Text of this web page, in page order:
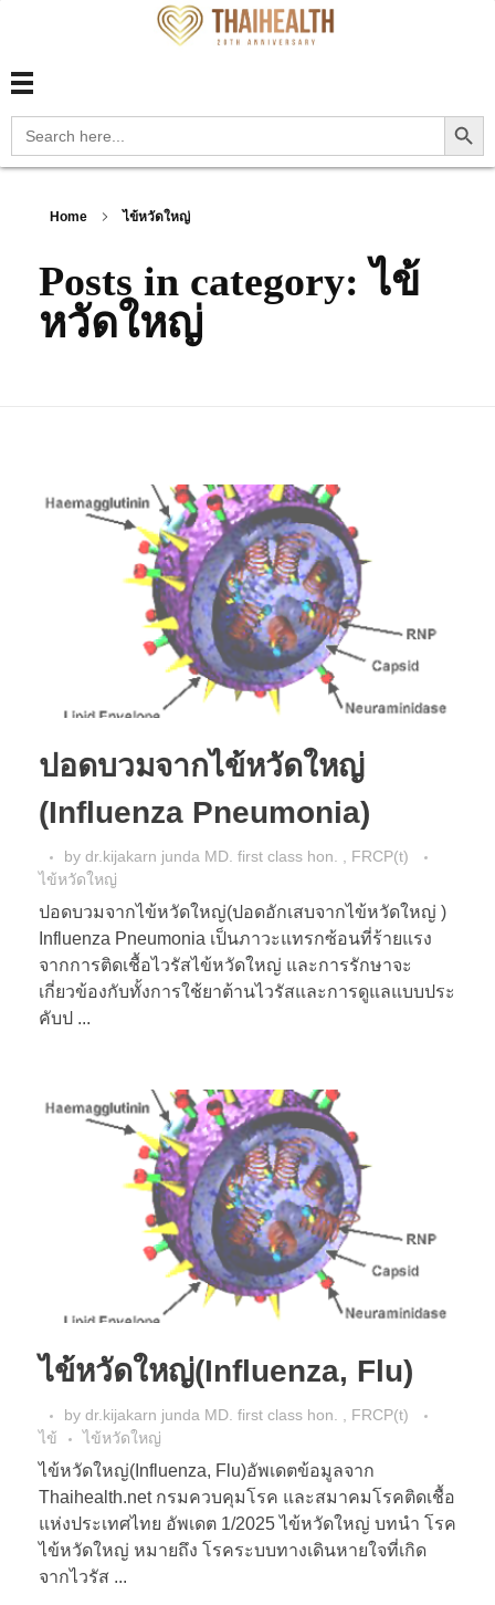
Search
for:
Search Button
Home ไข้หวัดใหญ่
Posts in category: ไข้
หวัดใหญ่
ปอดบวมจากไข้หวัดใหญ่
(Influenza Pneumonia)
by dr.kijakarn junda MD. first class hon. , FRCP(t)
ไข้หวัดใหญ่
ปอดบวมจากไข้หวัดใหญ่(ปอดอักเสบจากไข้หวัดใหญ่ )
Influenza Pneumonia เป็นภาวะแทรกซ้อนที่ร้ายแรง
จากการติดเชื้อไวรัสไข้หวัดใหญ่ และการรักษาจะ
เกี่ยวข้องกับทั้งการใช้ยาต้านไวรัสและการดูแลแบบประ
คับป ...
ไข้หวัดใหญ่(Influenza, Flu)
by dr.kijakarn junda MD. first class hon. , FRCP(t)
ไข้
ไข้หวัดใหญ่
ไข้หวัดใหญ่(Influenza, Flu)อัพเดตข้อมูลจาก
Thaihealth.net กรมควบคุมโรค และสมาคมโรคติดเชื้อ
แห่งประเทศไทย อัพเดต 1/2025 ไข้หวัดใหญ่ บทนำ โรค
ไข้หวัดใหญ่ หมายถึง โรคระบบทางเดินหายใจที่เกิด
จากไวรัส ...